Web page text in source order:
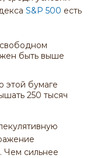
S&P 500 есть
быть выше
этой бумаге
250 тысяч
Чем сильнее